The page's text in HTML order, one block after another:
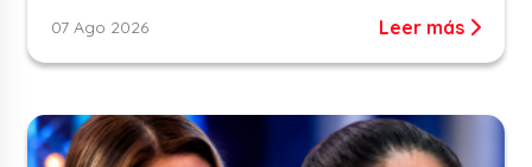
07 Ago 2026 Leer más